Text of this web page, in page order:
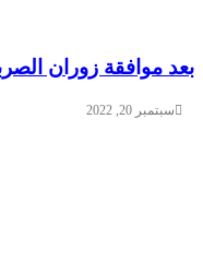
بعد موافقة زوران
سبتمبر 20, 2022